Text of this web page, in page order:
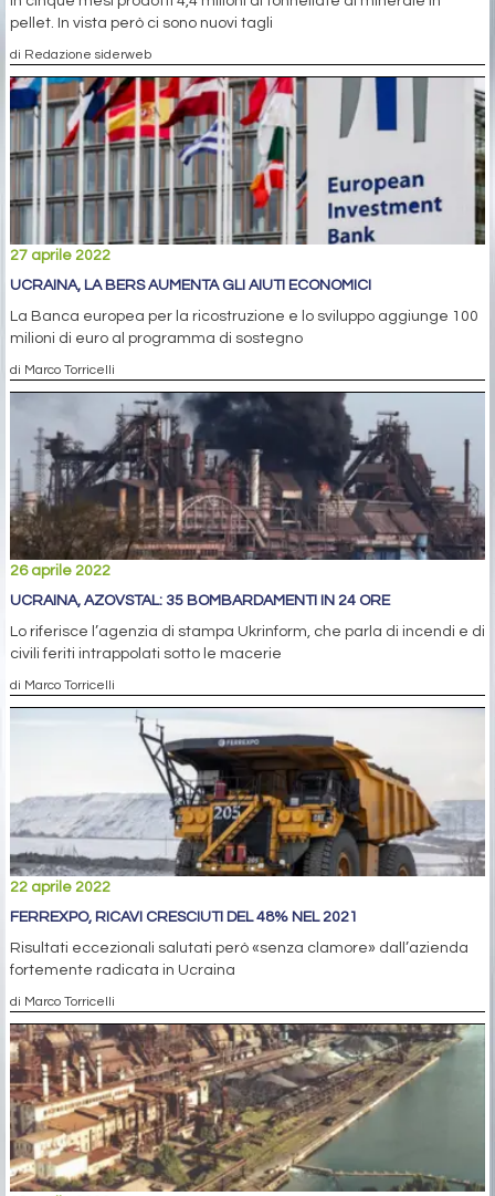
pellet. In vista però ci sono nuovi tagli
di Redazione siderweb
27 aprile 2022
UCRAINA, LA BERS AUMENTA GLI AIUTI ECONOMICI
La Banca europea per la ricostruzione e lo sviluppo aggiunge 100
milioni di euro al programma di sostegno
di Marco Torricelli
26 aprile 2022
UCRAINA, AZOVSTAL: 35 BOMBARDAMENTI IN 24 ORE
Lo riferisce l’agenzia di stampa Ukrinform, che parla di incendi e di
civili feriti intrappolati sotto le macerie
di Marco Torricelli
22 aprile 2022
FERREXPO, RICAVI CRESCIUTI DEL 48% NEL 2021
Risultati eccezionali salutati però «senza clamore» dall’azienda
fortemente radicata in Ucraina
di Marco Torricelli